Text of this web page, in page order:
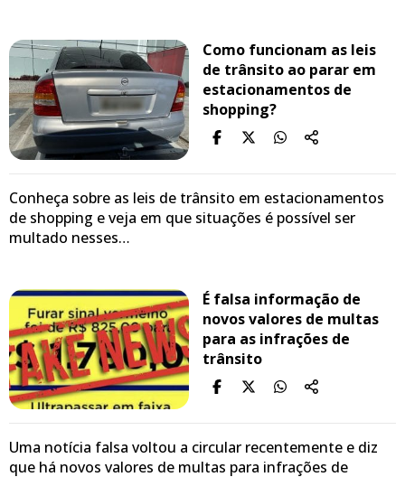
Como funcionam as leis
de trânsito ao parar em
estacionamentos de
shopping?
Conheça sobre as leis de trânsito em estacionamentos
de shopping e veja em que situações é possível ser
multado nesses…
É falsa informação de
novos valores de multas
para as infrações de
trânsito
Uma notícia falsa voltou a circular recentemente e diz
que há novos valores de multas para infrações de